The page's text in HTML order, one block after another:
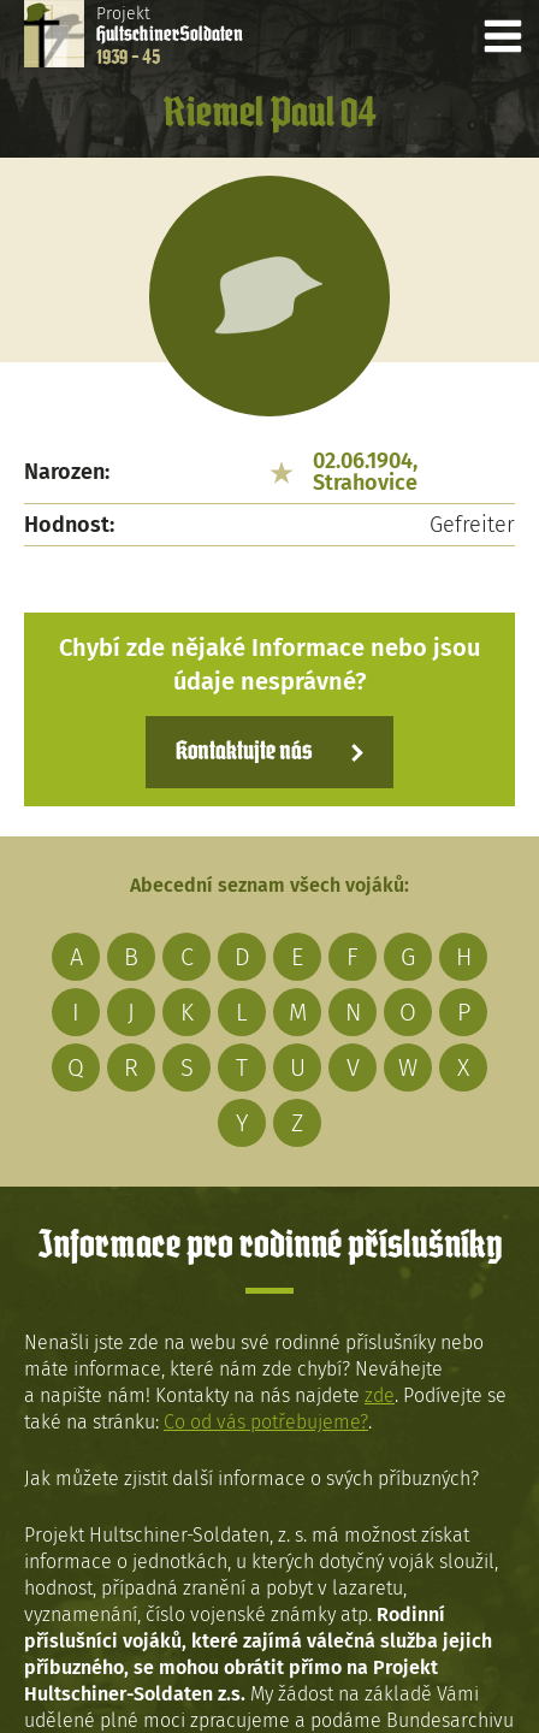
Projekt
HultschinerSoldaten
1939 - 45
Riemel Paul 04
Narozen:
02.06.1904,
Strahovice
Hodnost:
Gefreiter
Chybí zde nějaké Informace nebo jsou
údaje nesprávné?
Kontaktujte nás
Abecední seznam všech vojáků:
A B C D E F G
H
I
J K L M N O
P
Q
R S T U V W
X
Y
Z
Informace pro rodinné příslušníky
Nenašli jste zde na webu své rodinné příslušníky nebo
máte informace, které nám zde chybí? Neváhejte
a napište nám! Kontakty na nás najdete zde. Podívejte se
také na stránku: Co od vás potřebujeme?.
Jak můžete zjistit další informace o svých příbuzných?
Projekt Hultschiner-Soldaten, z. s. má možnost získat
informace o jednotkách, u kterých dotyčný voják sloužil,
hodnost, případná zranění a pobyt v lazaretu,
vyznamenání, číslo vojenské známky atp. Rodinní
příslušníci vojáků, které zajímá válečná služba jejich
příbuzného, se mohou obrátit přímo na Projekt
Hultschiner-Soldaten z.s. My žádost na základě Vámi
udělené plné moci zpracujeme a podáme Bundesarchivu